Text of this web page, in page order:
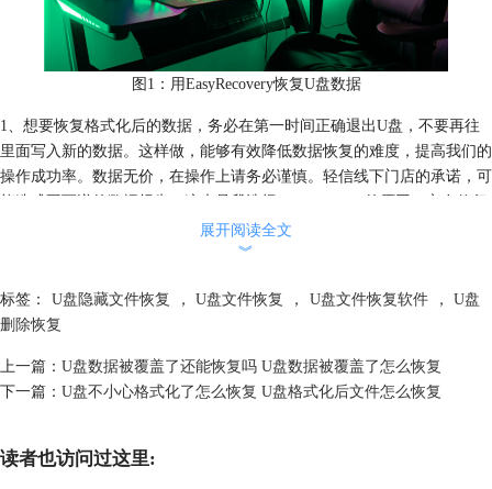
图1：用EasyRecovery恢复U盘数据
1、想要恢复格式化后的数据，务必在第一时间正确退出U盘，不要再往
里面写入新的数据。这样做，能够有效降低数据恢复的难度，提高我们的
操作成功率。数据无价，在操作上请务必谨慎。轻信线下门店的承诺，可
能造成不可逆的数据损失。这也是我选择EasyRecovery的原因，它在修复
U盘的过程中，不会写入新的数据。因此，不会对U盘数据造成“二次伤
展开阅读全文
︾
标签： U盘隐藏文件恢复 ， U盘文件恢复 ， U盘文件恢复软件 ，
U盘
删除恢复
上一篇： U盘数据被覆盖了还能恢复吗 U盘数据被覆盖了怎么恢复
下一篇： U盘不小心格式化了怎么恢复 U盘格式化后文件怎么恢复
读者也访问过这里: